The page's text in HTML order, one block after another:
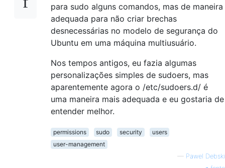
para sudo alguns comandos, mas de maneira
adequada para não criar brechas
desnecessárias no modelo de segurança do
Ubuntu em uma máquina multiusuário.
Nos tempos antigos, eu fazia algumas
personalizações simples de sudoers, mas
aparentemente agora o /etc/sudoers.d/ é
uma maneira mais adequada e eu gostaria de
entender melhor.
permissions sudo security
users
user-management
— Pawel Debski